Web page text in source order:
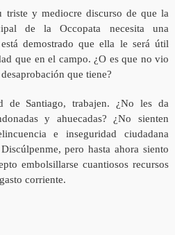
y mediocre discurso de que la
de la Occopata necesita una
demostrado que ella le será útil
que en el campo. ¿O es que no vio
que tiene?
de Santiago, trabajen. ¿No les da
y ahuecadas? ¿No sienten
e inseguridad ciudadana
pero hasta ahora siento
embolsillarse cuantiosos recursos
corriente.